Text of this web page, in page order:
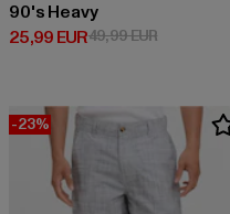
90's Heavy
25,99 EUR
Derzeitiger Preis: 25,99 EUR
49,99 EUR
-23%